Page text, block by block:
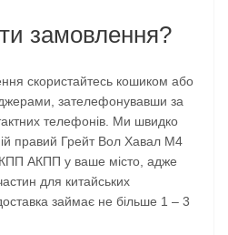
замовлення?
скористайтесь кошиком або
зателефонувавши за
телефонів. Ми швидко
правий Грейт Вол Хавал М4
АКПП у ваше місто, адже
для китайських
займає не більше 1 – 3